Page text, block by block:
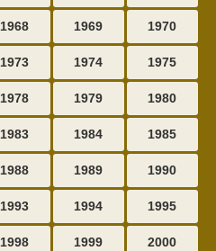
1968 1969 1970
1973 1974 1975
1978 1979 1980
1983 1984 1985
1988 1989 1990
1993 1994 1995
1998 1999 2000